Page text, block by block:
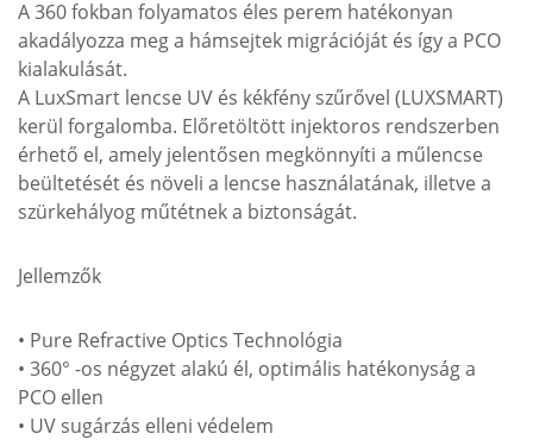
A 360 fokban folyamatos éles perem hatékonyan
akadályozza meg a hámsejtek migrációját és így a PCO
kialakulását.
A LuxSmart lencse UV és kékfény szűrővel (LUXSMART)
kerül forgalomba. Előretöltött injektoros rendszerben
érhető el, amely jelentősen megkönnyíti a műlencse
beültetését és növeli a lencse használatának, illetve a
szürkehályog műtétnek a biztonságát.
Jellemzők
• Pure Refractive Optics Technológia
• 360° -os négyzet alakú él, optimális hatékonyság a
PCO ellen
• UV sugárzás elleni védelem